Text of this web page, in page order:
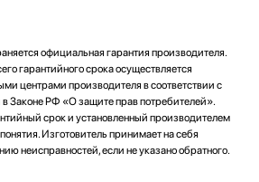
официальная гарантия производителя.
гарантийного срока осуществляется
центрами производителя в соответствии с
Законе РФ «О защите прав потребителей».
срок и установленный производителем
Изготовитель принимает на себя
неисправностей, если не указано обратного.